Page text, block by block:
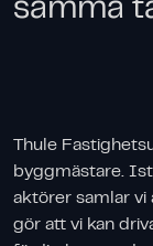
samma
Thule
byggmästare.
aktörer samlar vi
gör att vi kan